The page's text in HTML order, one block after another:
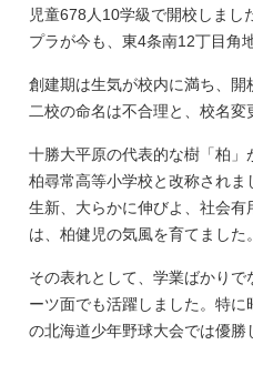
児童678人10学級で開校しまし
プラが今も、東4条南12丁目角
創建期は生気が校内に満ち、
二校の命名は不合理と、校名変
十勝大平原の代表的な樹「柏
柏尋常高等小学校と改称されま
生新、大らかに伸びよ、社会
は、柏健児の気風を育てました。
その表れとして、学業ばかり
ーツ面でも活躍しました。特
の北海道少年野球大会では優勝